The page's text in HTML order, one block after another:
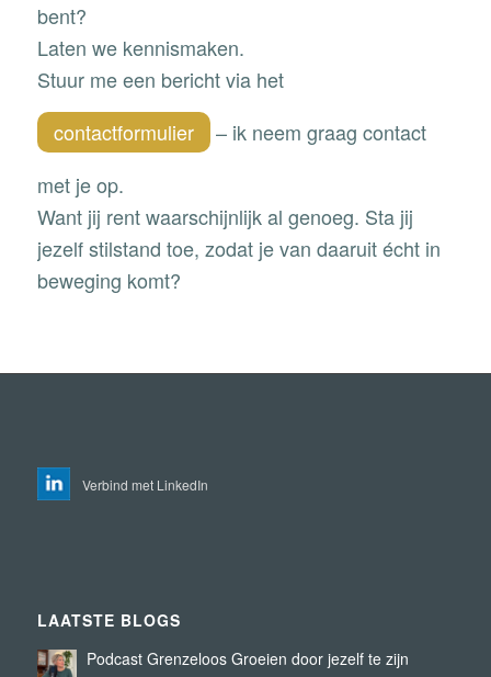
bent?
Laten we kennismaken.
Stuur me een bericht via het
contactformulier – ik neem graag contact
met je op.
Want jij rent waarschijnlijk al genoeg. Sta jij
jezelf stilstand toe, zodat je van daaruit écht in
beweging komt?
Verbind met LinkedIn
LAATSTE BLOGS
Podcast Grenzeloos Groeien door jezelf te zijn